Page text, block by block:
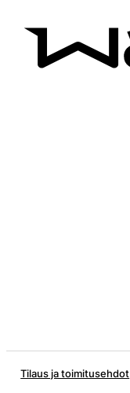
Tilaus ja toimitusehdot